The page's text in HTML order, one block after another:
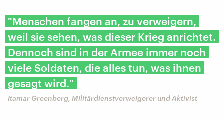
"Menschen fangen an, zu verweigern,
weil sie sehen, was dieser Krieg anrichtet.
Dennoch sind in der Armee immer noch
viele Soldaten, die alles tun, was ihnen
gesagt wird."
Itamar Greenberg, Militärdienstverweigerer und Aktivist